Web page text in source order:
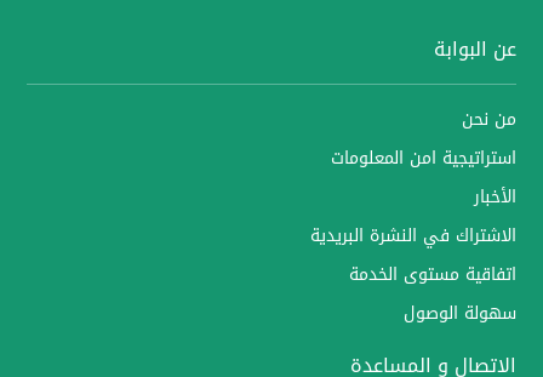
عن البوابة
من نحن
استراتيجية امن المعلومات
الأخبار
الاشتراك في النشرة البريدية
اتفاقية مستوى الخدمة
سهولة الوصول
الاتصال و المساعدة